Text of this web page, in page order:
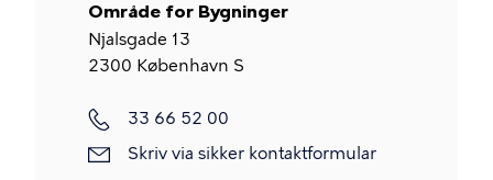
Område for Bygninger
Njalsgade 13
2300 København S
Telefon
33 66 52 00
Skriv
Skriv via sikker kontaktformular